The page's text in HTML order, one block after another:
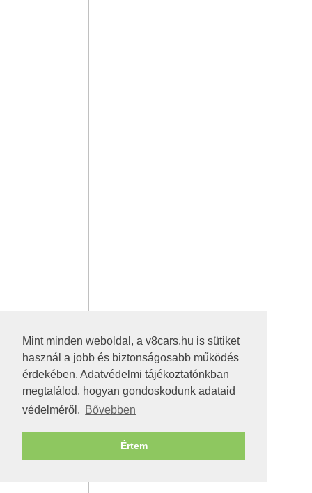
Mint minden weboldal, a v8cars.hu is sütiket
használ a jobb és biztonságosabb működés
érdekében. Adatvédelmi tájékoztatónkban
megtalálod, hogyan gondoskodunk adataid
védelméről. Bővebben
Értem